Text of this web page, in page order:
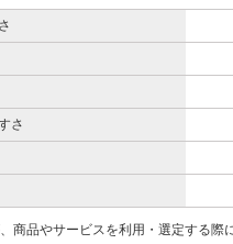
さ
商品やサービスを利用・選定する際